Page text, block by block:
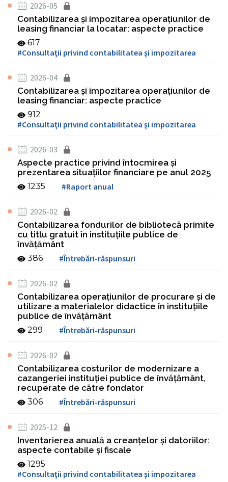
2026-05
Contabilizarea și impozitarea operațiunilor de
leasing financiar la locatar: aspecte practice
617
#Consultaţii privind contabilitatea şi impozitarea
2026-04
Contabilizarea și impozitarea operațiunilor de
leasing financiar: aspecte practice
912
#Consultaţii privind contabilitatea şi impozitarea
2026-03
Aspecte practice privind întocmirea și
prezentarea situațiilor financiare pe anul 2025
1235 #Raport anual
2026-02
Contabilizarea fondurilor de bibliotecă primite
cu titlu gratuit în instituțiile publice de
învățământ
386 #Întrebări-răspunsuri
2026-02
Contabilizarea operațiunilor de procurare și de
utilizare a materialelor didactice în instituțiile
publice de învățământ
299 #Întrebări-răspunsuri
2026-02
Contabilizarea costurilor de modernizare a
cazangeriei instituției publice de învățământ,
recuperate de către fondator
306 #Întrebări-răspunsuri
2025-12
Inventarierea anuală a creanțelor și datoriilor:
aspecte contabile și fiscale
1295
#Consultaţii privind contabilitatea şi impozitarea